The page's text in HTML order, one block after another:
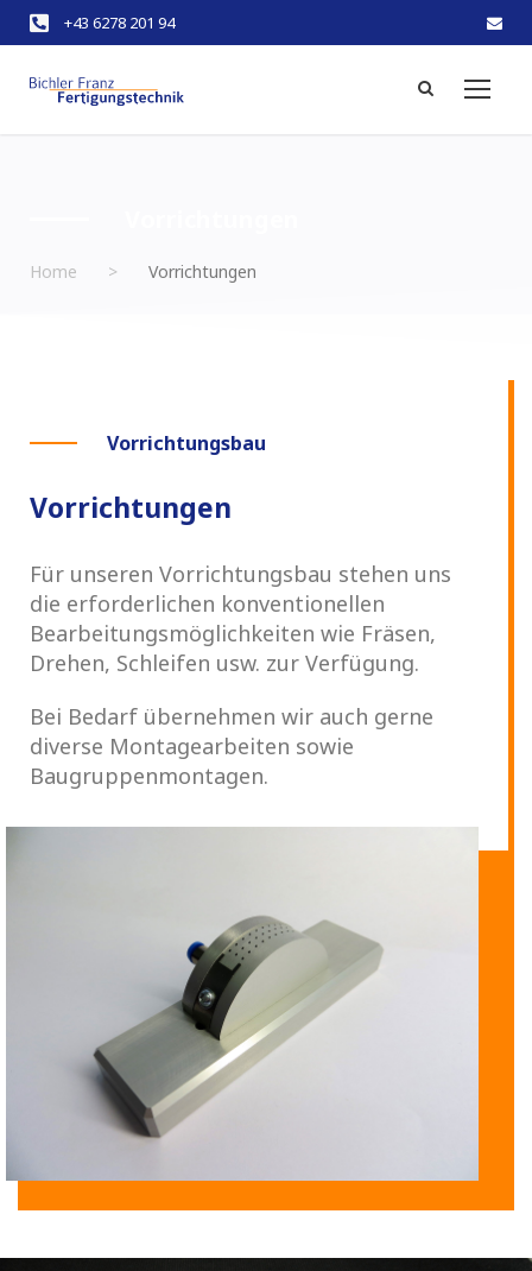
+43 6278 201 94
Home > Vorrichtungen
Vorrichtungsbau
Vorrichtungen
Für unseren Vorrichtungsbau stehen uns
die erforderlichen konventionellen
Bearbeitungsmöglichkeiten wie Fräsen,
Drehen, Schleifen usw. zur Verfügung.
Bei Bedarf übernehmen wir auch gerne
diverse Montagearbeiten sowie
Baugruppenmontagen.